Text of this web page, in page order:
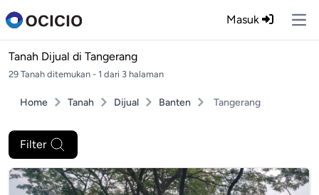
Masuk
Tanah Dijual di Tangerang
29 Tanah ditemukan - 1 dari 3 halaman
Home Tanah Dijual Banten Tangerang
Filter